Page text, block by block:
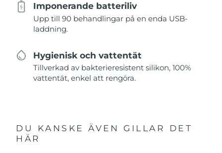
Imponerande batteriliv
Upp till 90 behandlingar på en enda USB-
laddning.
Hygienisk och vattentät
Tillverkad av bakterieresistent silikon, 100%
vattentät, enkel att rengöra.
DU KANSKE ÄVEN GILLAR DET
HÄR